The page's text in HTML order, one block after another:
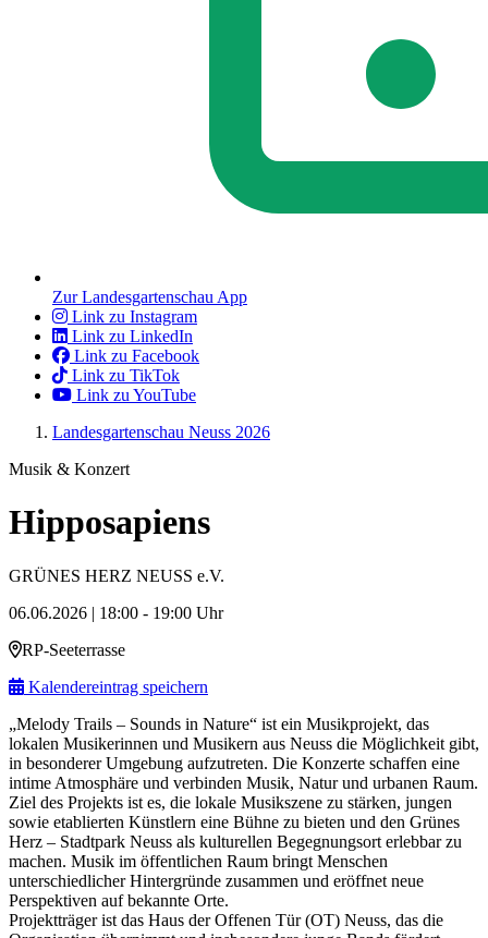
Zur Landesgartenschau App
Link zu Instagram
Link zu LinkedIn
Link zu Facebook
Link zu TikTok
Link zu YouTube
Landesgartenschau Neuss 2026
Musik & Konzert
Hipposapiens
GRÜNES HERZ NEUSS e.V.
06.06.2026 | 18:00 - 19:00 Uhr
RP-Seeterrasse
Kalendereintrag speichern
„Melody Trails – Sounds in Nature“ ist ein Musikprojekt, das
lokalen Musikerinnen und Musikern aus Neuss die Möglichkeit gibt,
in besonderer Umgebung aufzutreten. Die Konzerte schaffen eine
intime Atmosphäre und verbinden Musik, Natur und urbanen Raum.
Ziel des Projekts ist es, die lokale Musikszene zu stärken, jungen
sowie etablierten Künstlern eine Bühne zu bieten und den Grünes
Herz – Stadtpark Neuss als kulturellen Begegnungsort erlebbar zu
machen. Musik im öffentlichen Raum bringt Menschen
unterschiedlicher Hintergründe zusammen und eröffnet neue
Perspektiven auf bekannte Orte.
Projektträger ist das Haus der Offenen Tür (OT) Neuss, das die